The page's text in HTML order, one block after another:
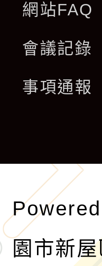
網站FAQ
會議記錄
事項通報
園市新